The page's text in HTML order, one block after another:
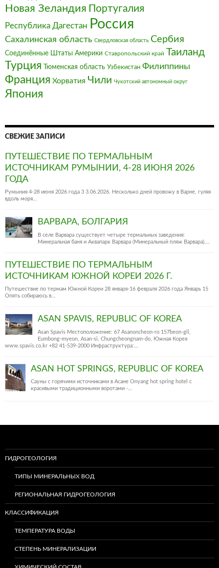
Новая Зеландия Португалия
Республика Дагестан Россия
Сахалинская область Свердловская область Сербия
Соединённые Штаты Америки Ставропольский край Таиланд
Турция Тюменская область Узбекистан Филиппины
Франция‎ Хорватия Чили Чукотский автономный округ
Япония
СВЕЖИЕ ЗАПИСИ
ПУТЕШЕСТВИЕ ПО ТЕРМАЛЬНЫМ
ИСТОЧНИКАМ РУМЫНИИ, 4-28 ИЮНЯ 2026
ГОДА
Румыния 4-28 июня 2026 года 3 3.06.2026. Несколько дней провожу в Варне, гуляя
вдоль моря…
ВАРВАРА, БОЛГАРИЯ
В селе Варвара существует четыре термальных заведения:
Минеральная баня и Аквапарк Варвара (Минеральный пляж Варвара),…
ПУТЕШЕСТВИЕ ПО ТЕРМАЛЬНЫМ
ИСТОЧНИКАМ ЮЖНОЙ КОРЕИ 2026 Г.
Путешествие по термам Южной Кореи 28 января-16 февраля 2026 года Январь 15
Опять собираюсь в…
ASAN SPAVIS, REPUBLIC OF KOREA
Asan Spavis Местоположение: 67 Asanoncheon-ro 157beon-gil,
Eumbong-myeon, Asan-si, Chungcheongnam-do, Южная Корея
www.spavis.co.kr +82 41-539-2000 Инфраструктура:…
ASAN HOT SPRINGS, REPUBLIC OF KOREA
Сауны с горячими источниками в Асане Onyang hot spring hotel c
красивыми традиционными воротами -…
ГИДРОГЕОЛОГИЯ
ТИПЫ МИНЕРАЛЬНЫХ ВОД
РЕГИОНАЛЬНАЯ ГИДРОГЕОЛОГИЯ
КЛАССИФИКАЦИЯ
ТЕМПЕРАТУРА ВОДЫ
СТЕПЕНЬ МИНЕРАЛИЗАЦИИ
ХИМИЧЕСКИЙ СОСТАВ